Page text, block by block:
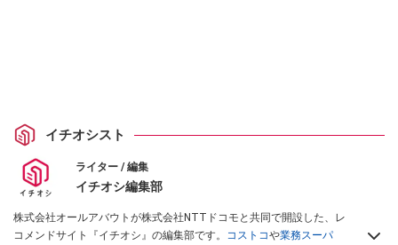
イチオシスト
ライター / 編集
イチオシ編集部
株式会社オールアバウトが株式会社NTTドコモと共同で開設した、レ
コメンドサイト『イチオシ』の編集部です。 コストコや業務スーパ